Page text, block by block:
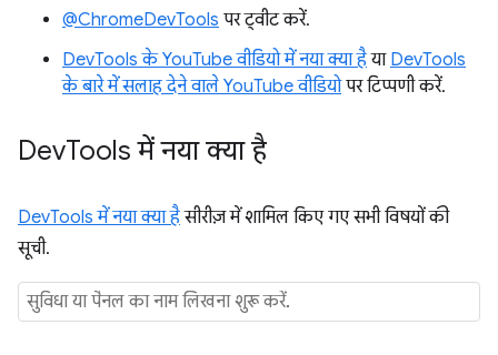
@ChromeDevTools पर ट्वीट करें.
DevTools के YouTube वीडियो में नया क्या हैया DevTools
के बारे में सलाह देने वाले YouTube वीडियोपर टिप्पणी करें.
DevTools में नया क्या है
DevTools में नया क्या हैसीरीज़ में शामिल किए गए सभी विषयों की
सूची.